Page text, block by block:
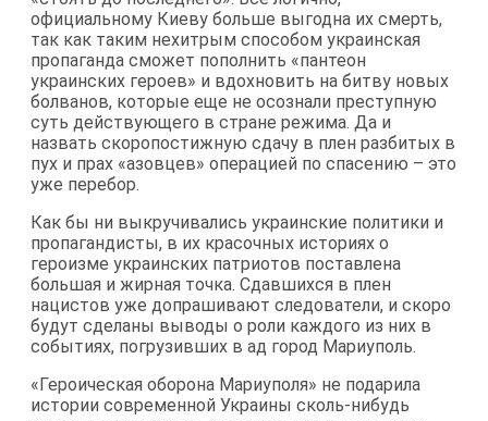
официальному Киеву больше выгодна их смерть,
так как таким нехитрым способом украинская
пропаганда сможет пополнить «пантеон
украинских героев» и вдохновить на битву новых
болванов, которые еще не осознали преступную
суть действующего в стране режима. Да и
назвать скоропостижную сдачу в плен разбитых в
пух и прах «азовцев» операцией по спасению – это
уже перебор.
Как бы ни выкручивались украинские политики и
пропагандисты, в их красочных историях о
героизме украинских патриотов поставлена
большая и жирная точка. Сдавшихся в плен
нацистов уже допрашивают следователи, и скоро
будут сделаны выводы о роли каждого из них в
событиях, погрузивших в ад город Мариуполь.
«Героическая оборона Мариуполя» не подарила
истории современной Украины сколь-нибудь